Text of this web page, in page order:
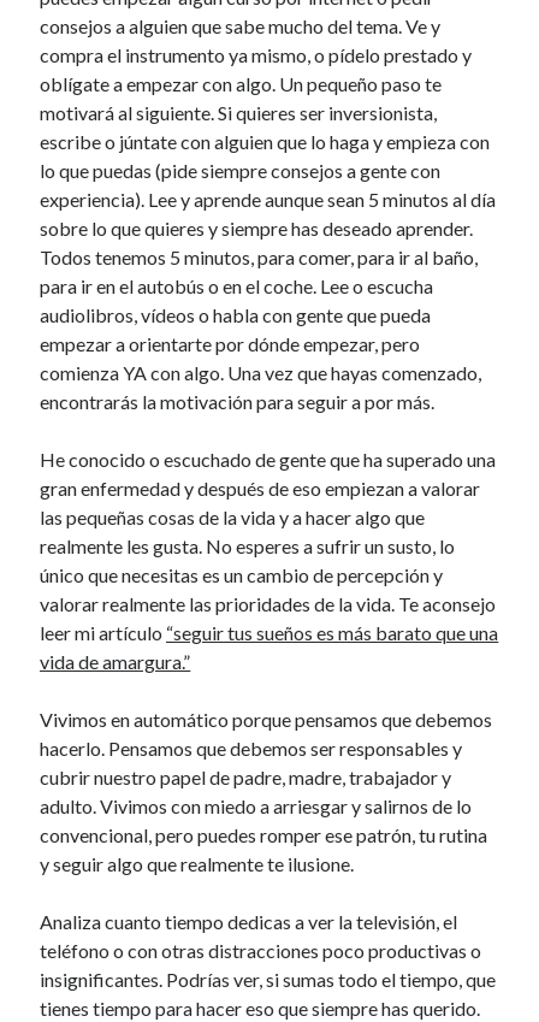
consejos a alguien que sabe mucho del tema. Ve y
compra el instrumento ya mismo, o pídelo prestado y
oblígate a empezar con algo. Un pequeño paso te
motivará al siguiente. Si quieres ser inversionista,
escribe o júntate con alguien que lo haga y empieza con
lo que puedas (pide siempre consejos a gente con
experiencia). Lee y aprende aunque sean 5 minutos al día
sobre lo que quieres y siempre has deseado aprender.
Todos tenemos 5 minutos, para comer, para ir al baño,
para ir en el autobús o en el coche. Lee o escucha
audiolibros, vídeos o habla con gente que pueda
empezar a orientarte por dónde empezar, pero
comienza YA con algo. Una vez que hayas comenzado,
encontrarás la motivación para seguir a por más.
He conocido o escuchado de gente que ha superado una
gran enfermedad y después de eso empiezan a valorar
las pequeñas cosas de la vida y a hacer algo que
realmente les gusta. No esperes a sufrir un susto, lo
único que necesitas es un cambio de percepción y
valorar realmente las prioridades de la vida. Te aconsejo
leer mi artículo “seguir tus sueños es más barato que una
vida de amargura.”
Vivimos en automático porque pensamos que debemos
hacerlo. Pensamos que debemos ser responsables y
cubrir nuestro papel de padre, madre, trabajador y
adulto. Vivimos con miedo a arriesgar y salirnos de lo
convencional, pero puedes romper ese patrón, tu rutina
y seguir algo que realmente te ilusione.
Analiza cuanto tiempo dedicas a ver la televisión, el
teléfono o con otras distracciones poco productivas o
insignificantes. Podrías ver, si sumas todo el tiempo, que
tienes tiempo para hacer eso que siempre has querido.